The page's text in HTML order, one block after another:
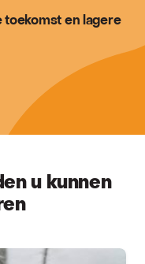
toekomst en lagere
u kunnen